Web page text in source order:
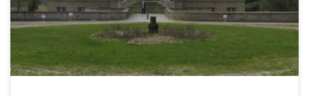
Kennedymars van Klarenbeek, een tocht die ik vanwege gebrek
aan training […]